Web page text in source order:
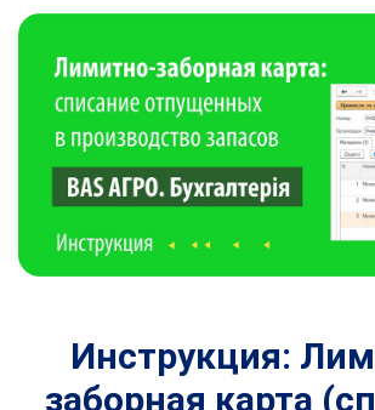
Инструкция:
заборная карта